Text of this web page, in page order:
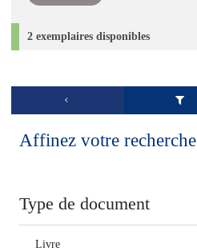
2 exemplaires disponibles
Affinez votre recherche
Type de document
Livre